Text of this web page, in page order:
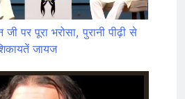
पर पूरा भरोसा, पुरानी पीढ़ी से
जायज